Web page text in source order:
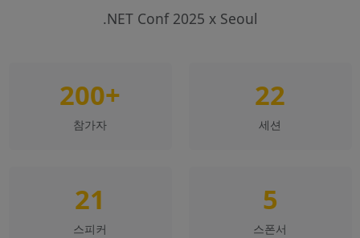
.NET Conf 2025 x Seoul
200+
참가자
22
세션
21
스피커
5
스폰서